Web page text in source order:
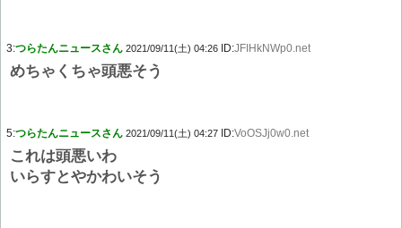
3:つらたんニュースさん 2021/09/11(土) 04:26 ID:JFIHkNWp0.net
めちゃくちゃ頭悪そう
5:つらたんニュースさん 2021/09/11(土) 04:27 ID:VoOSJj0w0.net
これは頭悪いわ
いらすとやかわいそう